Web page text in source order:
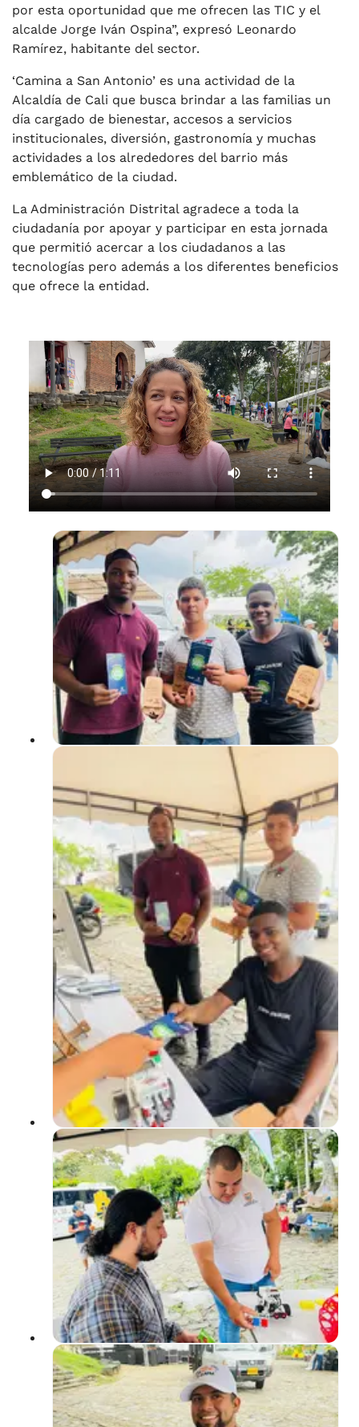
por esta oportunidad que me ofrecen las TIC y el
alcalde Jorge Iván Ospina”, expresó Leonardo
Ramírez, habitante del sector.
‘Camina a San Antonio’ es una actividad de la
Alcaldía de Cali que busca brindar a las familias un
día cargado de bienestar, accesos a servicios
institucionales, diversión, gastronomía y muchas
actividades a los alrededores del barrio más
emblemático de la ciudad.
La Administración Distrital agradece a toda la
ciudadanía por apoyar y participar en esta jornada
que permitió acercar a los ciudadanos a las
tecnologías pero además a los diferentes beneficios
que ofrece la entidad.